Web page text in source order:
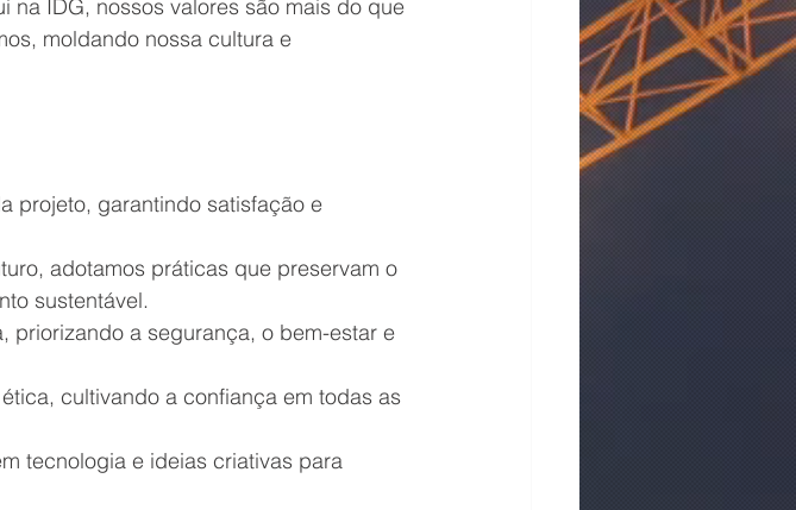
IDG, nossos valores são mais do que
moldando nossa cultura e
projeto, garantindo satisfação e
adotamos práticas que preservam o
sustentável.
priorizando a segurança, o bem-estar e
cultivando a confiança em todas as
tecnologia e ideias criativas para